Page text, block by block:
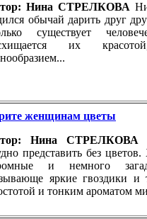
Нина СТРЕЛКОВА
обычай дарить друг
существует
их
женщинам цветы
Нина СТРЕЛКОВА
представить без
и немного
яркие гвоздики и
и тонким ароматом